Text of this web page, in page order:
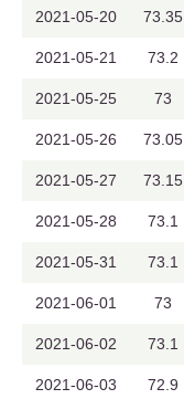
2021-05-20 73.35
2021-05-21 73.2
2021-05-25 73
2021-05-26 73.05
2021-05-27 73.15
2021-05-28 73.1
2021-05-31 73.1
2021-06-01 73
2021-06-02 73.1
2021-06-03 72.9